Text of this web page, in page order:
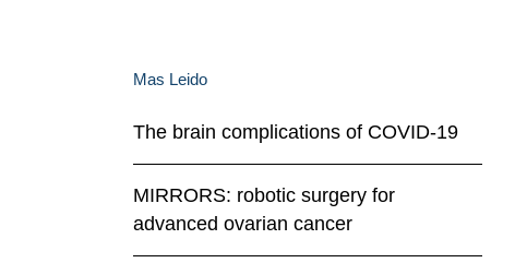
Mas Leido
The brain complications of COVID-19
MIRRORS: robotic surgery for
advanced ovarian cancer